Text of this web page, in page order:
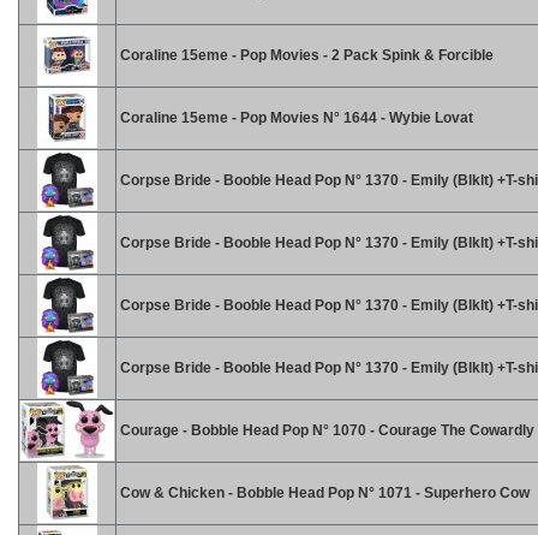
Coraline 15eme - Pop Movies - 2 Pack Spink & Forcible
Coraline 15eme - Pop Movies N° 1644 - Wybie Lovat
Corpse Bride - Booble Head Pop N° 1370 - Emily (Blklt) +T-
Corpse Bride - Booble Head Pop N° 1370 - Emily (Blklt) +T-
Corpse Bride - Booble Head Pop N° 1370 - Emily (Blklt) +T-
Corpse Bride - Booble Head Pop N° 1370 - Emily (Blklt) +T-
Courage - Bobble Head Pop N° 1070 - Courage The Cowardly
Cow & Chicken - Bobble Head Pop N° 1071 - Superhero Cow